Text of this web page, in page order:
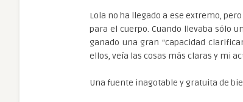
Lola no ha llegado a ese extremo,
para el cuerpo. Cuando llevaba sólo
ganado una gran “capacidad
ellos, veía las cosas más claras y mi
Una fuente inagotable y gratuita de